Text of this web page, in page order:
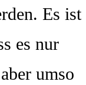
Es ist
es nur
umso